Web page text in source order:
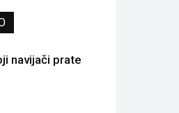
navijači prate